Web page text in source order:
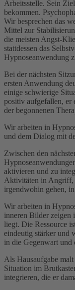
Arbeitsstelle. Sein
bekommen.
Wir besprechen das
Mittel zur
die meisten Angst-
stattdessen das
Hypnoseanwendung
Bei der nächsten
ersten Anwendung
einige schwierige
positiv aufgefallen, er
der begonnenen
Wir arbeiten in
und dem Dialog mit
Zwischen den
aktivieren und zu
Aktivitäten in Angriff,
irgendwohin gehen,
Wir arbeiten in
inneren Bilder zeigen
liegt. Die Ressource
eindeutig stärker und
in die Gegenwart und
Als Hausaufgabe
Situation im
integrieren, die er